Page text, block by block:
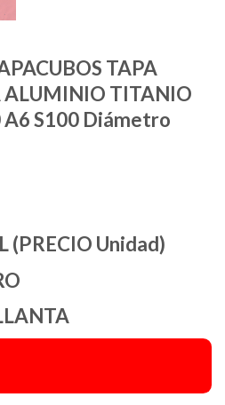
TAPA
ALUMINIO TITANIO
A6 S100 Diámetro
(PRECIO Unidad)